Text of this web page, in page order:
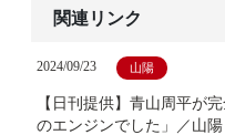
関連リンク
2024/09/23 山陽
【日刊提供】青山周平が
のエンジンでした」／山陽